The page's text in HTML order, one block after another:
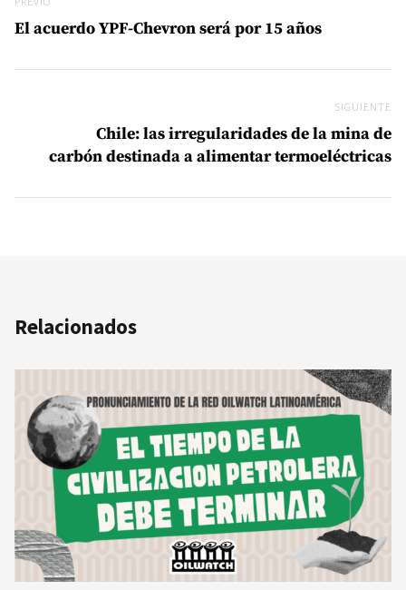
El acuerdo YPF-Chevron será por 15 años
SIGUIENTE
Chile: las irregularidades de la mina de
carbón destinada a alimentar termoeléctricas
Relacionados